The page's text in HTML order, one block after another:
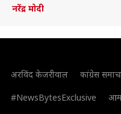
नरेंद्र मोदी
अरविंद केजरीवाल कांग्रेस
#NewsBytesExclusive
आम